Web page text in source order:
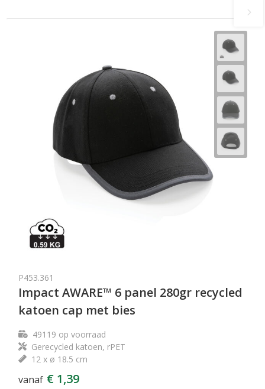
P453.361
Impact AWARE™ 6 panel 280gr recycled
katoen cap met bies
49119 op voorraad
Gerecycled katoen, rPET
12 x ø 18.5 cm
vanaf € 1,39